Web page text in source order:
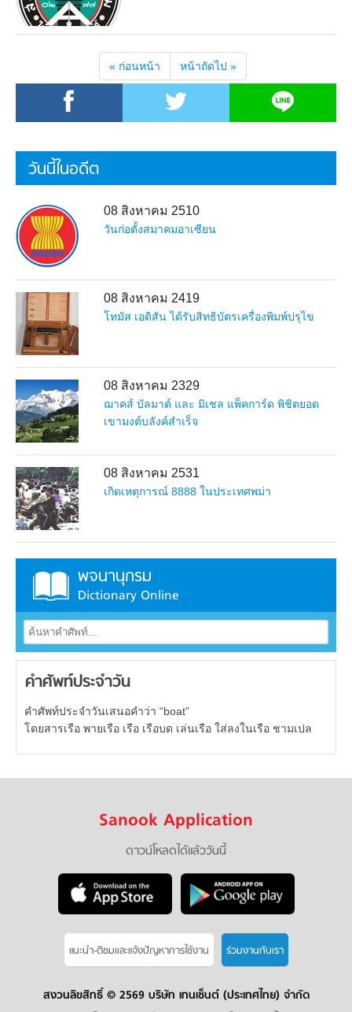
« ก่อนหน้า หน้าถัดไป »
วันนี้ในอดีต
08 สิงหาคม 2510
วันก่อตั้งสมาคมอาเซียน
08 สิงหาคม 2419
โทมัส เอดิสัน ได้รับสิทธิบัตรเครื่องพิมพ์ปรุไข
08 สิงหาคม 2329
ฌาคส์ บัลมาต์ และ มิเชล แพ็คการ์ด พิชิตยอด
เขามงต์บลังค์สำเร็จ
08 สิงหาคม 2531
เกิดเหตุการณ์ 8888 ในประเทศพม่า
พจนานุกรม
Dictionary Online
คำศัพท์ประจำวัน
คำศัพท์ประจำวันเสนอคำว่า “boat”
โดยสารเรือ พายเรือ เรือ เรือบด เล่นเรือ ใส่ลงในเรือ ชามเปล
Sanook Application
ดาวน์โหลดได้แล้ววันนี้
แนะนำ-ติชมเเละแจ้งปัญหาการใช้งาน ร่วมงานกับเรา
สงวนลิขสิทธิ์ © 2569 บริษัท เทนเซ็นต์ (ประเทศไทย) จำกัด